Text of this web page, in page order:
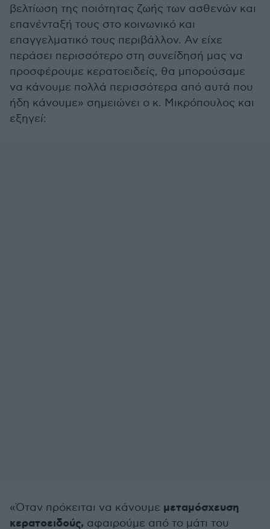
βελτίωση της ποιότητας ζωής των ασθενών και
επανένταξή τους στο κοινωνικό και
επαγγελματικό τους περιβάλλον. Αν είχε
περάσει περισσότερο στη συνείδησή μας να
προσφέρουμε κερατοειδείς, θα μπορούσαμε
να κάνουμε πολλά περισσότερα από αυτά που
ήδη κάνουμε» σημειώνει ο κ. Μικρόπουλος και
εξηγεί:
«Όταν πρόκειται να κάνουμε μεταμόσχευση
κερατοειδούς, αφαιρούμε από το μάτι του